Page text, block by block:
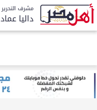
مشرف التحرير
داليا عماد